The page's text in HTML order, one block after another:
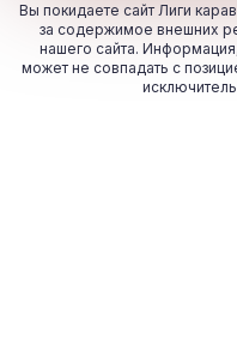
Вы покидаете сайт Лиги
за содержимое внешних
нашего сайта.
может не совпадать с